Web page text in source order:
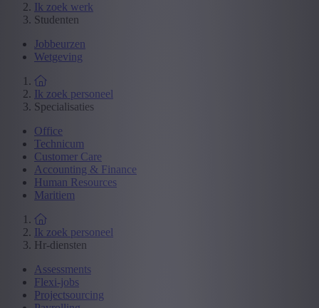
Ik zoek werk
Studenten
Jobbeurzen
Wetgeving
Ik zoek personeel
Specialisaties
Office
Technicum
Customer Care
Accounting & Finance
Human Resources
Maritiem
Ik zoek personeel
Hr-diensten
Assessments
Flexi-jobs
Projectsourcing